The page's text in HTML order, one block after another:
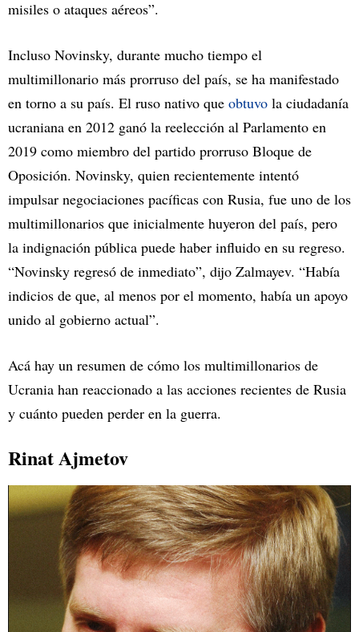
misiles o ataques aéreos”.
Incluso Novinsky, durante mucho tiempo el
multimillonario más prorruso del país, se ha manifestado
en torno a su país. El ruso nativo que obtuvo la ciudadanía
ucraniana en 2012 ganó la reelección al Parlamento en
2019 como miembro del partido prorruso Bloque de
Oposición. Novinsky, quien recientemente intentó
impulsar negociaciones pacíficas con Rusia, fue uno de los
multimillonarios que inicialmente huyeron del país, pero
la indignación pública puede haber influido en su regreso.
“Novinsky regresó de inmediato”, dijo Zalmayev. “Había
indicios de que, al menos por el momento, había un apoyo
unido al gobierno actual”.
Acá hay un resumen de cómo los multimillonarios de
Ucrania han reaccionado a las acciones recientes de Rusia
y cuánto pueden perder en la guerra.
Rinat Ajmetov